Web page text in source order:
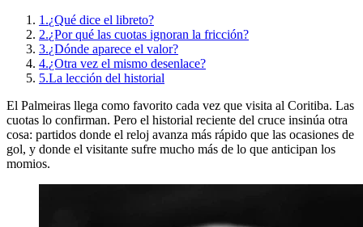
1.¿Qué dice el libreto?
2.¿Por qué las cuotas ignoran la fricción?
3.¿Dónde aparece el valor?
4.¿Otra vez el mismo desenlace?
5.La lección del historial
El Palmeiras llega como favorito cada vez que visita al Coritiba. Las
cuotas lo confirman. Pero el historial reciente del cruce insinúa otra
cosa: partidos donde el reloj avanza más rápido que las ocasiones de
gol, y donde el visitante sufre mucho más de lo que anticipan los
momios.